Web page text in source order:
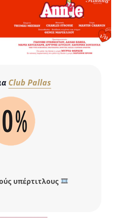
Club Pallas
υπέρτιτλους